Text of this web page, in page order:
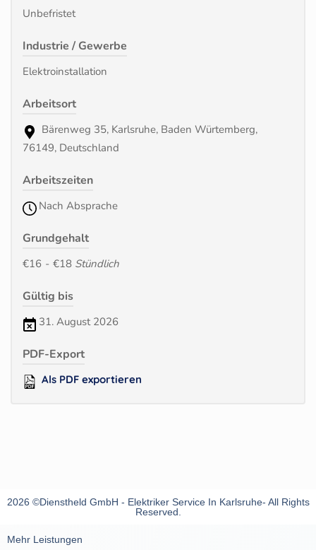
Unbefristet
Industrie / Gewerbe
Elektroinstallation
Arbeitsort
Bärenweg 35, Karlsruhe, Baden Würtemberg,
76149, Deutschland
Arbeitszeiten
Nach Absprache
Grundgehalt
€16 - €18 Stündlich
Gültig bis
31. August 2026
PDF-Export
Als PDF exportieren
2026 ©Dienstheld GmbH - Elektriker Service In Karlsruhe- All Rights
Reserved.
Mehr Leistungen